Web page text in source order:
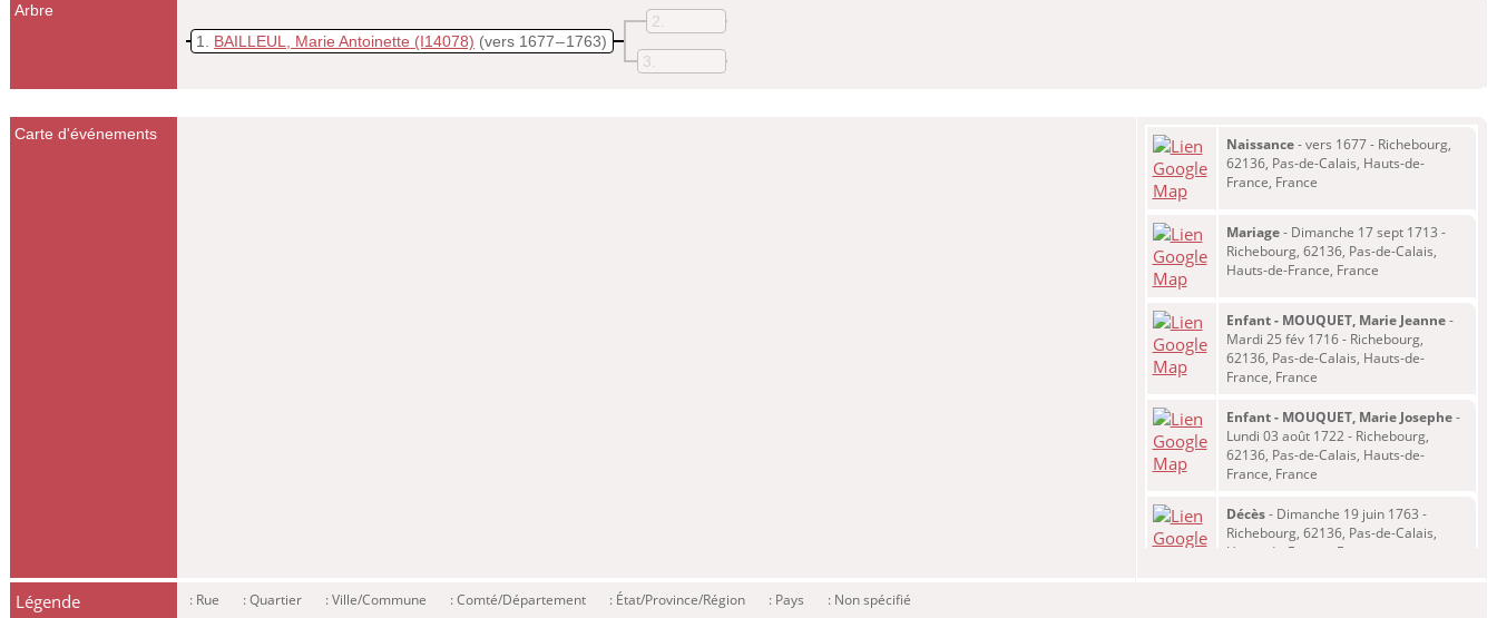
Arbre
1
BAILLEUL, Marie Antoinette (I14078) (vers 1677 – 1763)
2
3
Carte d'événements
Naissance- vers 1677 - Richebourg,
62136, Pas-de-Calais, Hauts-de-
France, France
Mariage- Dimanche 17 sept 1713 -
Richebourg, 62136, Pas-de-Calais,
Hauts-de-France, France
Enfant - MOUQUET, Marie Jeanne-
Mardi 25 fév 1716 - Richebourg,
62136, Pas-de-Calais, Hauts-de-
France, France
Enfant - MOUQUET, Marie Josephe-
Lundi 03 août 1722 - Richebourg,
62136, Pas-de-Calais, Hauts-de-
France, France
Décès- Dimanche 19 juin 1763 -
Richebourg, 62136, Pas-de-Calais,
Hauts-de-France, France
Légende : Rue : Quartier : Ville/Commune : Comté/Département : État/Province/Région : Pays : Non spécifié